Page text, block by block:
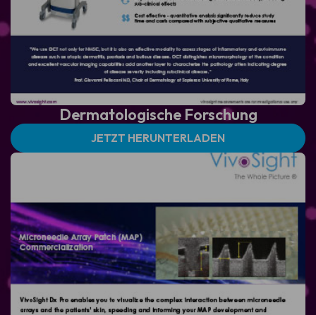
Dermatologische Forschung
JETZT HERUNTERLADEN